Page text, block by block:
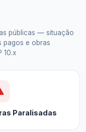
públicas — situação
pagos e obras
10.x
Paralisadas